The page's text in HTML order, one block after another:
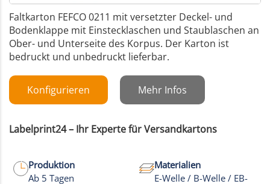
Faltkarton FEFCO 0211 mit versetzter Deckel- und
Bodenklappe mit Einstecklaschen und Staublaschen an
Ober- und Unterseite des Korpus. Der Karton ist
bedruckt und unbedruckt lieferbar.
Konfigurieren Mehr Infos
Labelprint24 – Ihr Experte für Versandkartons
Produktion
Ab 5 Tagen
Materialien
E-Welle / B-Welle / EB-